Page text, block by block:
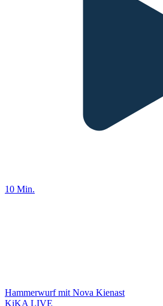
10 Min.
Hammerwurf mit Nova Kienast
KiKA LIVE